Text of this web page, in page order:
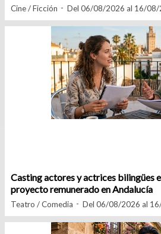
Cine / Ficción Del 06/08/2026 al 16/08/
Casting actores y actrices bilingües
proyecto remunerado en Andalucía
Teatro / Comedia Del 06/08/2026 al